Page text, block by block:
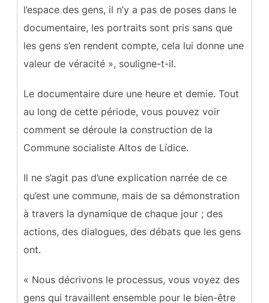
l’espace des gens, il n’y a pas de poses dans le
documentaire, les portraits sont pris sans que
les gens s’en rendent compte, cela lui donne une
valeur de véracité », souligne-t-il.
Le documentaire dure une heure et demie. Tout
au long de cette période, vous pouvez voir
comment se déroule la construction de la
Commune socialiste Altos de Lídice.
Il ne s’agit pas d’une explication narrée de ce
qu’est une commune, mais de sa démonstration
à travers la dynamique de chaque jour ; des
actions, des dialogues, des débats que les gens
ont.
« Nous décrivons le processus, vous voyez des
gens qui travaillent ensemble pour le bien-être